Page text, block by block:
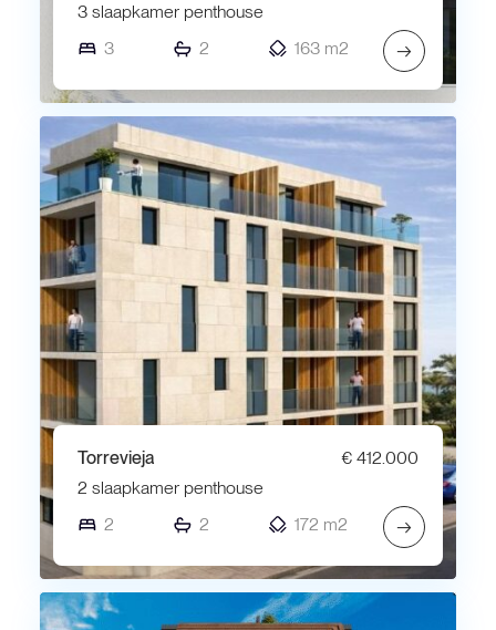
3 slaapkamer penthouse
3
2 163 m2 →
Torrevieja
€ 412.000
2 slaapkamer penthouse
2
2 172 m2 →